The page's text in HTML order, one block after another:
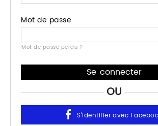
Mot de passe
Mot de passe perdu ?
OU